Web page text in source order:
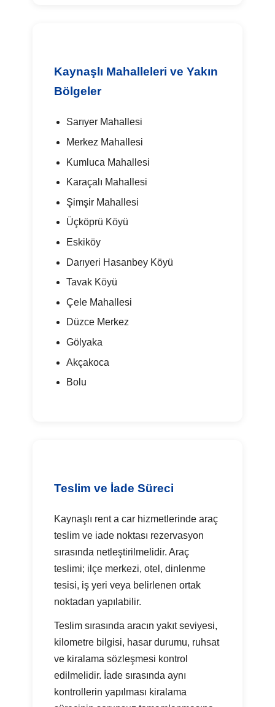
Kaynaşlı Mahalleleri ve Yakın
Bölgeler
Sarıyer Mahallesi
Merkez Mahallesi
Kumluca Mahallesi
Karaçalı Mahallesi
Şimşir Mahallesi
Üçköprü Köyü
Eskiköy
Darıyeri Hasanbey Köyü
Tavak Köyü
Çele Mahallesi
Düzce Merkez
Gölyaka
Akçakoca
Bolu
Teslim ve İade Süreci
Kaynaşlı rent a car hizmetlerinde araç
teslim ve iade noktası rezervasyon
sırasında netleştirilmelidir. Araç
teslimi; ilçe merkezi, otel, dinlenme
tesisi, iş yeri veya belirlenen ortak
noktadan yapılabilir.
Teslim sırasında aracın yakıt seviyesi,
kilometre bilgisi, hasar durumu, ruhsat
ve kiralama sözleşmesi kontrol
edilmelidir. İade sırasında aynı
kontrollerin yapılması kiralama